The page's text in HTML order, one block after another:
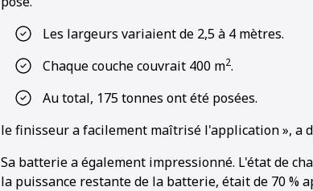
Les largeurs variaient de 2,5 à 4 mètres.
Chaque couche couvrait 400 m2.
Au total, 175 tonnes ont été posées.
le finisseur a facilement maîtrisé l'application », a
Sa batterie a également impressionné. L'état de
la puissance restante de la batterie, était de 70 %